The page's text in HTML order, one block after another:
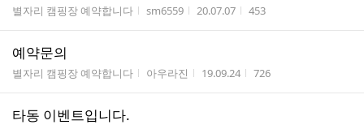
게시판명
별자리 캠핑장 예약합니다 작성자
sm6559 작성시간
20.07.07 조회수
453
예약문의
게시판명
별자리 캠핑장 예약합니다 작성자
아우라진 작성시간
19.09.24 조회수
726
타동 이벤트입니다.